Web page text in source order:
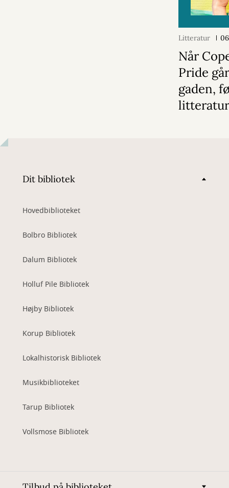
Litteratur
Når
Pride
gaden,
Dit bibliotek
Hovedbiblioteket
Bolbro Bibliotek
Dalum Bibliotek
Holluf Pile Bibliotek
Højby Bibliotek
Korup Bibliotek
Lokalhistorisk Bibliotek
Musikbiblioteket
Tarup Bibliotek
Vollsmose Bibliotek